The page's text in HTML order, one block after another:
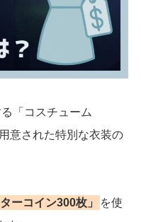
「コスチューム
意された特別な衣装の
ーコイン300枚」
を使